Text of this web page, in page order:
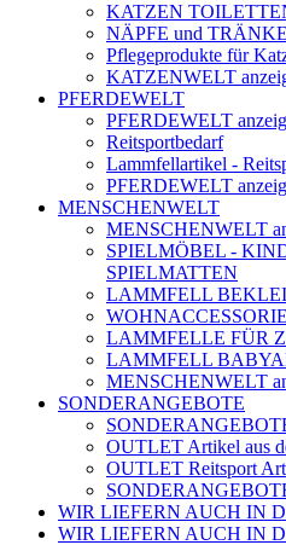
KATZEN
NÄPFE und
Pflegeprodukte für
KATZENWELT
PFERDEWELT
PFERDEWELT
Reitsportbedarf
Lammfellartikel -
PFERDEWELT
MENSCHENWELT
MENSCHENWELT
SPIELMÖBEL -
SPIELMATTEN
LAMMFELL
LAMMFELLE FÜR
LAMMFELL
MENSCHENWELT
SONDERANGEBOTE
OUTLET Artikel aus
OUTLET Reitsport
WIR LIEFERN AUCH IN
WIR LIEFERN AUCH IN